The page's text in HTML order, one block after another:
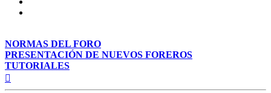
NORMAS DEL FORO
PRESENTACIÓN DE NUEVOS FOREROS
TUTORIALES